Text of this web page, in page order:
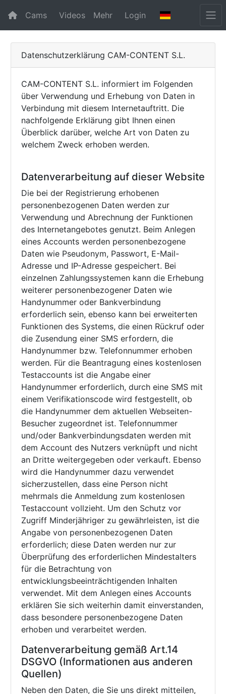
Cams Videos Mehr Login
Datenschutzerklärung CAM-CONTENT S.L.
CAM-CONTENT S.L. informiert im Folgenden
über Verwendung und Erhebung von Daten in
Verbindung mit diesem Internetauftritt. Die
nachfolgende Erklärung gibt Ihnen einen
Überblick darüber, welche Art von Daten zu
welchem Zweck erhoben werden.
Datenverarbeitung auf dieser Website
Die bei der Registrierung erhobenen
personenbezogenen Daten werden zur
Verwendung und Abrechnung der Funktionen
des Internetangebotes genutzt. Beim Anlegen
eines Accounts werden personenbezogene
Daten wie Pseudonym, Passwort, E-Mail-
Adresse und IP-Adresse gespeichert. Bei
einzelnen Zahlungssystemen kann die Erhebung
weiterer personenbezogener Daten wie
Handynummer oder Bankverbindung
erforderlich sein, ebenso kann bei erweiterten
Funktionen des Systems, die einen Rückruf oder
die Zusendung einer SMS erfordern, die
Handynummer bzw. Telefonnummer erhoben
werden. Für die Beantragung eines kostenlosen
Testaccounts ist die Angabe einer
Handynummer erforderlich, durch eine SMS mit
einem Verifikationscode wird festgestellt, ob
die Handynummer dem aktuellen Webseiten-
Besucher zugeordnet ist. Telefonnummer
und/oder Bankverbindungsdaten werden mit
dem Account des Nutzers verknüpft und nicht
an Dritte weitergegeben oder verkauft. Ebenso
wird die Handynummer dazu verwendet
sicherzustellen, dass eine Person nicht
mehrmals die Anmeldung zum kostenlosen
Testaccount vollzieht. Um den Schutz vor
Zugriff Minderjähriger zu gewährleisten, ist die
Angabe von personenbezogenen Daten
erforderlich; diese Daten werden nur zur
Überprüfung des erforderlichen Mindestalters
für die Betrachtung von
entwicklungsbeeinträchtigenden Inhalten
verwendet. Mit dem Anlegen eines Accounts
erklären Sie sich weiterhin damit einverstanden,
dass besondere personenbezogene Daten
erhoben und verarbeitet werden.
Datenverarbeitung gemäß Art.14
DSGVO (Informationen aus anderen
Quellen)
Neben den Daten, die Sie uns direkt mitteilen,